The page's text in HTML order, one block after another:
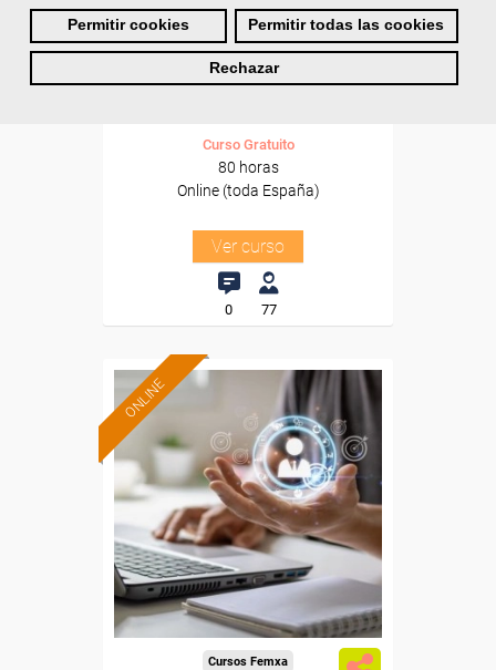
Permitir cookies Permitir todas las cookies
Rechazar
Cursos Femxa
Negocios online y comercio
electrónico
Curso Gratuito
80 horas
Online (toda España)
Ver curso
0 77
ONLINE
Formación 100%
subvencionada.
Para desempleados,
trabajadores y autónomos.
Sector
-Finanzas y Seguros.
Cursos Femxa